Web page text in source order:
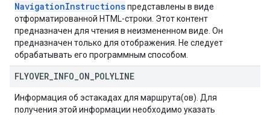
NavigationInstructionsпредставлены в виде
отформатированной HTML-строки. Этот контент
предназначен для чтения в неизмененном виде. Он
предназначен только для отображения. Не следует
обрабатывать его программным способом.
FLYOVER INFO ON POLYLINE
Информация об эстакадах для маршрута(ов). Для
получения этой информации необходимо указать